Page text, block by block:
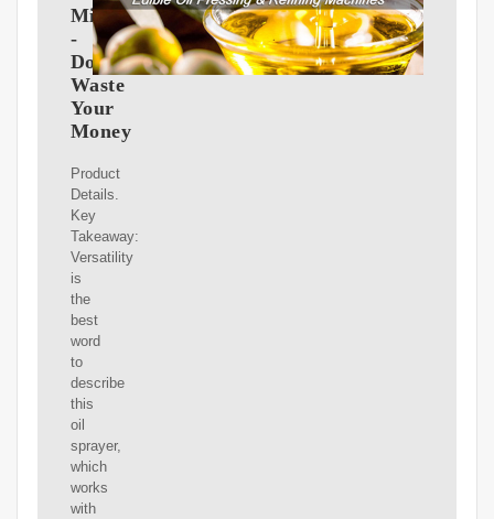
Mister
-
Don't
Waste
Your
Money
Product
Details.
Key
Takeaway:
Versatility
is
the
best
word
to
describe
this
oil
sprayer,
which
works
with